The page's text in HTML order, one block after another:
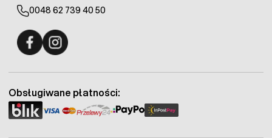
0048 62 739 40 50
Obsługiwane płatności: